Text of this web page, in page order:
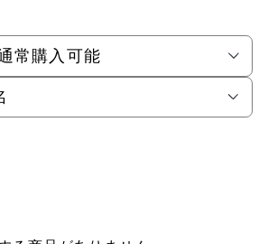
常購入可能